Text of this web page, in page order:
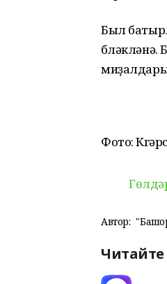
Был
Фото:
Автор:
Читайте